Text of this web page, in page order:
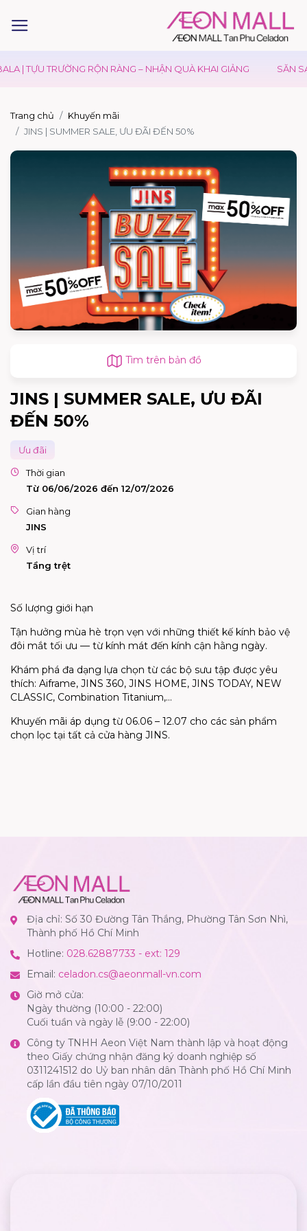
| TỰU TRƯỜNG RỘN RÀNG – NHẬN QUÀ KHAI GIẢNG SĂN
Trang chủ
Khuyến mãi
JINS | SUMMER SALE, ƯU ĐÃI ĐẾN 50%
Tìm trên bản đồ
JINS | SUMMER SALE, ƯU ĐÃI
ĐẾN 50%
Ưu đãi
Thời gian
Từ 06/06/2026 đến 12/07/2026
Gian hàng
JINS
Vị trí
Tầng trệt
Số lượng giới hạn
Tận hưởng mùa hè trọn vẹn với những thiết kế kính bảo vệ
đôi mắt tối ưu — từ kính mát đến kính cận hằng ngày.
Khám phá đa dạng lựa chọn từ các bộ sưu tập được yêu
thích: Aiframe, JINS 360, JINS HOME, JINS TODAY, NEW
CLASSIC, Combination Titanium,...
Khuyến mãi áp dụng từ 06.06 – 12.07 cho các sản phẩm
chọn lọc tại tất cả cửa hàng JINS.
Địa chỉ: Số 30 Đường Tân Thắng, Phường Tân Sơn Nhì,
Thành phố Hồ Chí Minh
Hotline: 028.62887733 - ext: 129
Email: celadon.cs@aeonmall-vn.com
Giờ mở cửa:
Ngày thường (10:00 - 22:00)
Cuối tuần và ngày lễ (9:00 - 22:00)
Công ty TNHH Aeon Việt Nam thành lập và hoạt động
theo Giấy chứng nhận đăng ký doanh nghiệp số
0311241512 do Uỷ ban nhân dân Thành phố Hồ Chí Minh
cấp lần đầu tiên ngày 07/10/2011